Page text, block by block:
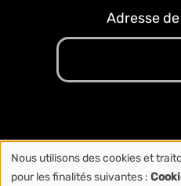
Adresse
Copyright © 2026 Le
Nous utilisons des cookies et
pour les finalités suivantes :